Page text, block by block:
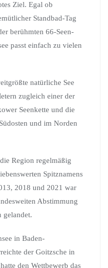
Ziel. Egal ob
Standbad-Tag
berühmten 66-Seen-
passt einfach zu vielen
natürliche See
zugleich einer der
Seenkette und die
und im Norden
Region regelmäßig
Spitznamens
2018 und 2021 war
Abstimmung
gelandet.
in Baden-
der Goitzsche in
den Wettbewerb das